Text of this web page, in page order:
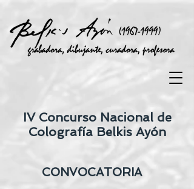
IV Concurso Nacional de
Colografía Belkis Ayón
CONVOCATORIA